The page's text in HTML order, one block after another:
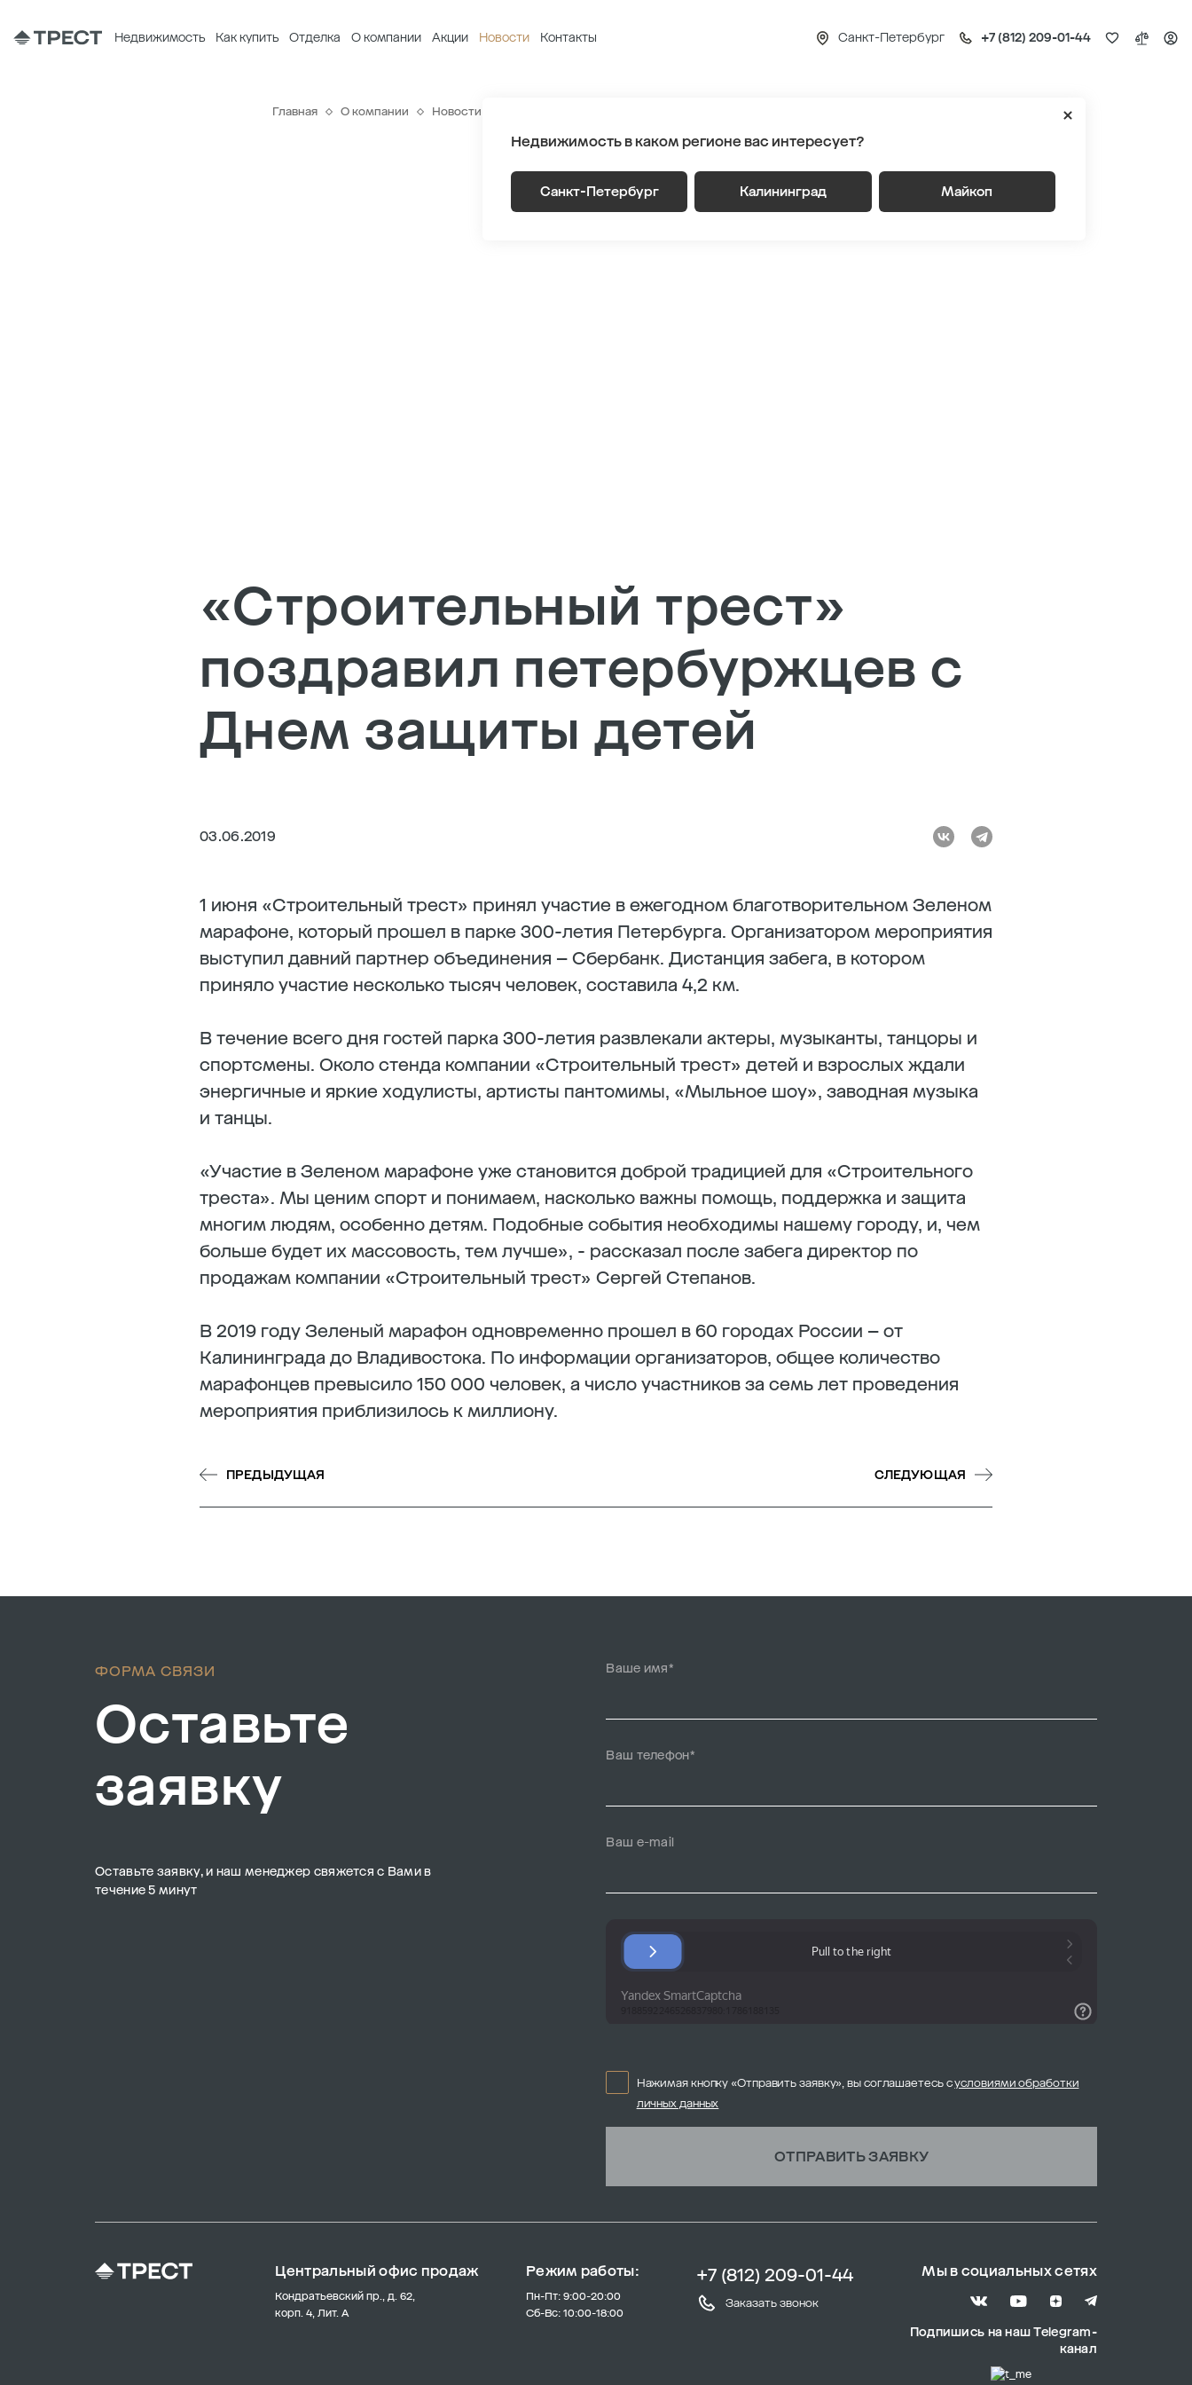
Недвижимость Как купить Отделка О компании Акции Новости Контакты Санкт-Петербург +7 (812) 209-01-44
Недвижимость в каком регионе вас интересует?
Санкт-Петербург Калининград Майкоп
Главная О компании Новости
«Строительный трест»
поздравил петербуржцев с
Днем защиты детей
03.06.2019
1 июня «Строительный трест» принял участие в ежегодном благотворительном Зеленом
марафоне, который прошел в парке 300-летия Петербурга. Организатором мероприятия
выступил давний партнер объединения – Сбербанк. Дистанция забега, в котором
приняло участие несколько тысяч человек, составила 4,2 км.
В течение всего дня гостей парка 300-летия развлекали актеры, музыканты, танцоры и
спортсмены. Около стенда компании «Строительный трест» детей и взрослых ждали
энергичные и яркие ходулисты, артисты пантомимы, «Мыльное шоу», заводная музыка
и танцы.
«Участие в Зеленом марафоне уже становится доброй традицией для «Строительного
треста». Мы ценим спорт и понимаем, насколько важны помощь, поддержка и защита
многим людям, особенно детям. Подобные события необходимы нашему городу, и, чем
больше будет их массовость, тем лучше», - рассказал после забега директор по
продажам компании «Строительный трест» Сергей Степанов.
В 2019 году Зеленый марафон одновременно прошел в 60 городах России – от
Калининграда до Владивостока. По информации организаторов, общее количество
марафонцев превысило 150 000 человек, а число участников за семь лет проведения
мероприятия приблизилось к миллиону.
ПРЕДЫДУЩАЯ СЛЕДУЮЩАЯ
ФОРМА СВЯЗИ
Оставьте
заявку
Оставьте заявку, и наш менеджер свяжется с Вами в
течение 5 минут
Ваше имя*
Ваш телефон*
Ваш e-mail
Нажимая кнопку «Отправить заявку», вы соглашаетесь сусловиями обработки
личных данных
ОТПРАВИТЬ ЗАЯВКУ
Центральный офис продаж
Кондратьевский пр., д. 62,
корп. 4, Лит. А
Режим работы:
Пн-Пт: 9:00-20:00
Сб-Вс: 10:00-18:00
+7 (812) 209-01-44
Заказать звонок
Мы в социальных сетях
Подпишись на наш Telegram-
канал